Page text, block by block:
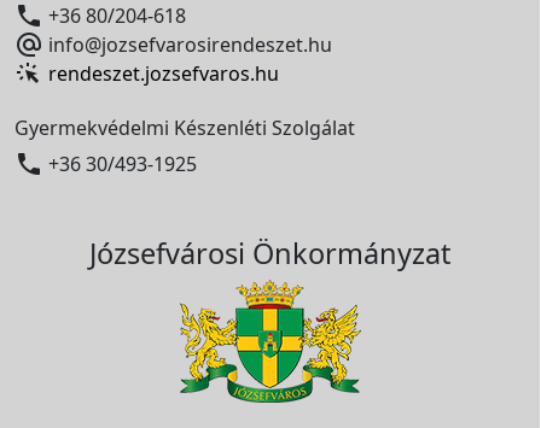
 +36 80/204-618
 info@jozsefvarosirendeszet.hu
rendeszet.jozsefvaros.hu
Gyermekvédelmi Készenléti Szolgálat
 +36 30/493-1925
Józsefvárosi Önkormányzat